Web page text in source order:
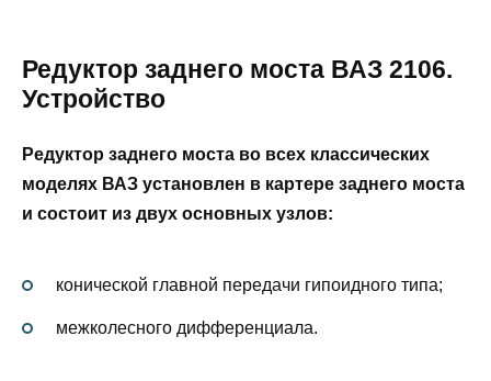
Редуктор заднего моста ВАЗ 2106.
Устройство
Редуктор заднего моста во всех классических
моделях ВАЗ установлен в картере заднего моста
и состоит из двух основных узлов:
конической главной передачи гипоидного типа;
межколесного дифференциала.